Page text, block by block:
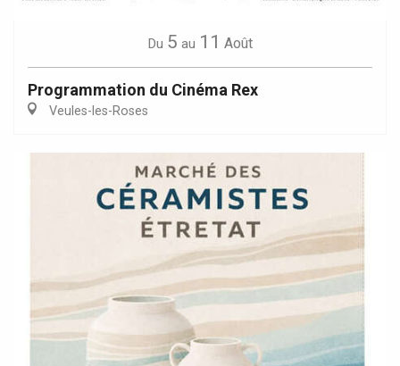
Du 5 au 11 Août
Programmation du Cinéma Rex
Veules-les-Roses